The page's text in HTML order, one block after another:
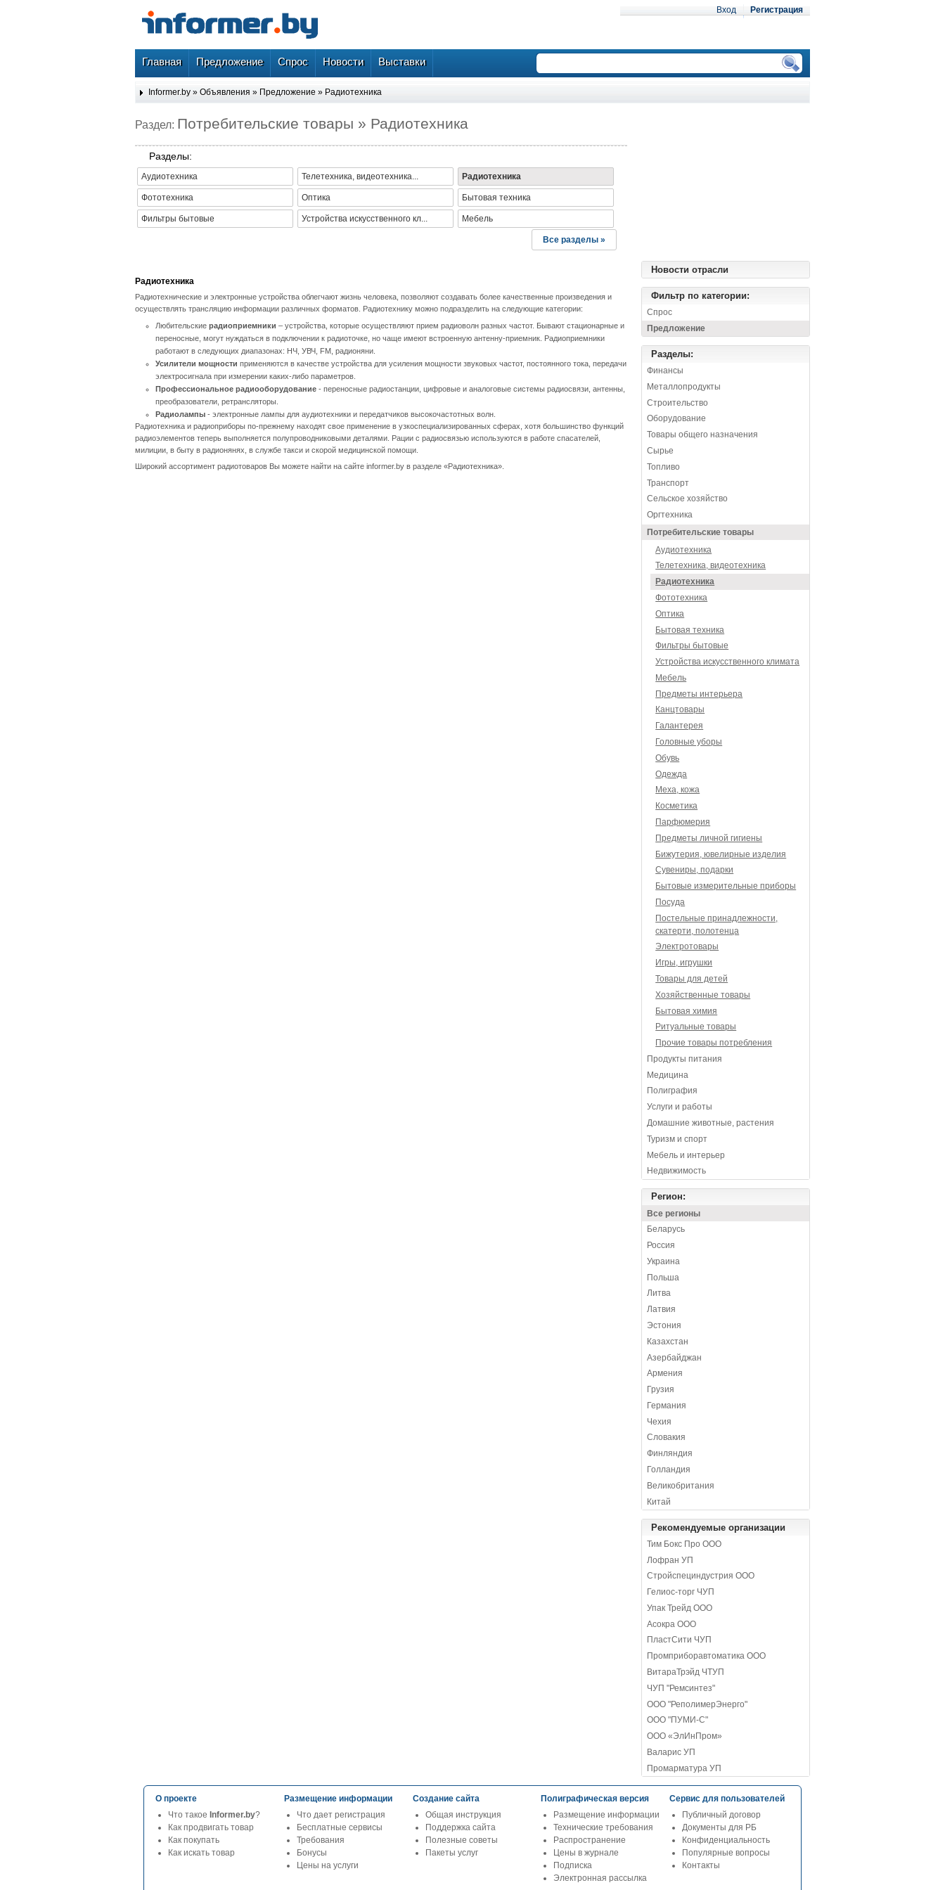
Вход Регистрация
Главная Предложение Спрос Новости Выставки
Informer.by » Объявления » Предложение » Радиотехника
Раздел: Потребительские товары » Радиотехника
Разделы:
Аудиотехника Телетехника, видеотехника... Радиотехника
Фототехника Оптика Бытовая техника
Фильтры бытовые Устройства искусственного кл... Мебель
Все разделы »
Радиотехника
Радиотехнические и электронные устройства облегчают жизнь человека, позволяют создавать более качественные произведения и
осуществлять трансляцию информации различных форматов. Радиотехнику можно подразделить на следующие категории:
Любительские радиоприемники – устройства, которые осуществляют прием радиоволн разных частот. Бывают стационарные и
переносные, могут нуждаться в подключении к радиоточке, но чаще имеют встроенную антенну-приемник. Радиоприемники
работают в следующих диапазонах: НЧ, УВЧ, FM, радионяни.
Усилители мощности применяются в качестве устройства для усиления мощности звуковых частот, постоянного тока, передачи
электросигнала при измерении каких-либо параметров.
Профессиональное радиооборудование- переносные радиостанции, цифровые и аналоговые системы радиосвязи, антенны,
преобразователи, ретрансляторы.
Радиолампы - электронные лампы для аудиотехники и передатчиков высокочастотных волн.
Радиотехника и радиоприборы по-прежнему находят свое применение в узкоспециализированных сферах, хотя большинство функций
радиоэлементов теперь выполняется полупроводниковыми деталями. Рации с радиосвязью используются в работе спасателей,
милиции, в быту в радионянях, в службе такси и скорой медицинской помощи.
Широкий ассортимент радиотоваров Вы можете найти на сайте informer.by в разделе «Радиотехника».
Новости отрасли
Фильтр по категории:
Спрос
Предложение
Разделы:
Финансы
Металлопродукты
Строительство
Оборудование
Товары общего назначения
Сырье
Топливо
Транспорт
Сельское хозяйство
Оргтехника
Потребительские товары
Аудиотехника
Телетехника, видеотехника
Радиотехника
Фототехника
Оптика
Бытовая техника
Фильтры бытовые
Устройства искусственного климата
Мебель
Предметы интерьера
Канцтовары
Галантерея
Головные уборы
Обувь
Одежда
Меха, кожа
Косметика
Парфюмерия
Предметы личной гигиены
Бижутерия, ювелирные изделия
Сувениры, подарки
Бытовые измерительные приборы
Посуда
Постельные принадлежности,
скатерти, полотенца
Электротовары
Игры, игрушки
Товары для детей
Хозяйственные товары
Бытовая химия
Ритуальные товары
Прочие товары потребления
Продукты питания
Медицина
Полиграфия
Услуги и работы
Домашние животные, растения
Туризм и спорт
Мебель и интерьер
Недвижимость
Регион:
Все регионы
Беларусь
Россия
Украина
Польша
Литва
Латвия
Эстония
Казахстан
Азербайджан
Армения
Грузия
Германия
Чехия
Словакия
Финляндия
Голландия
Великобритания
Китай
Рекомендуемые организации
Тим Бокс Про ООО
Лофран УП
Стройспециндустрия ООО
Гелиос-торг ЧУП
Упак Трейд ООО
Асокра ООО
ПластСити ЧУП
Промприборавтоматика ООО
ВитараТрэйд ЧТУП
ЧУП "Ремсинтез"
ООО "РеполимерЭнерго"
ООО "ПУМИ-С"
ООО «ЭлИнПром»
Валарис УП
Промарматура УП
О проекте
Что такое Informer.by?
Как продвигать товар
Как покупать
Как искать товар
Размещение информации
Что дает регистрация
Бесплатные сервисы
Требования
Бонусы
Цены на услуги
Создание сайта
Общая инструкция
Поддержка сайта
Полезные советы
Пакеты услуг
Полиграфическая версия
Размещение информации
Технические требования
Распространение
Цены в журнале
Подписка
Электронная рассылка
Сервис для пользователей
Публичный договор
Документы для РБ
Конфиденциальность
Популярные вопросы
Контакты